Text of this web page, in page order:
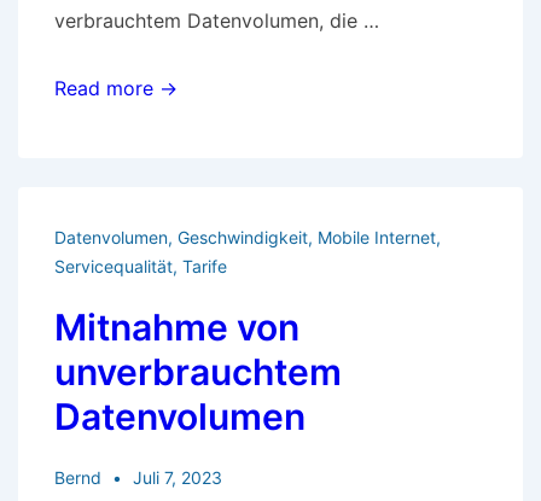
verbrauchtem Datenvolumen, die …
Unlimitierte
Vergnügen
Read more →
Datenvolumen, Geschwindigkeit, Mobile Internet,
Servicequalität, Tarife
Mitnahme von
unverbrauchtem
Datenvolumen
Bernd Juli 7, 2023